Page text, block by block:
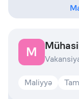
M
Maliyyə